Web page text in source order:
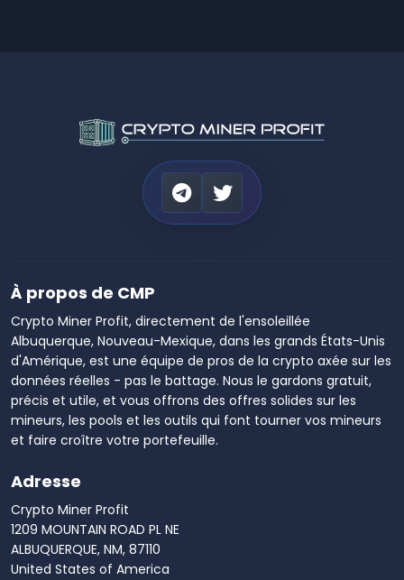
À propos de CMP
Crypto Miner Profit, directement de l'ensoleillée
Albuquerque, Nouveau-Mexique, dans les grands États-Unis
d'Amérique, est une équipe de pros de la crypto axée sur les
données réelles - pas le battage. Nous le gardons gratuit,
précis et utile, et vous offrons des offres solides sur les
mineurs, les pools et les outils qui font tourner vos mineurs
et faire croître votre portefeuille.
Adresse
Crypto Miner Profit
1209 MOUNTAIN ROAD PL NE
ALBUQUERQUE, NM, 87110
United States of America